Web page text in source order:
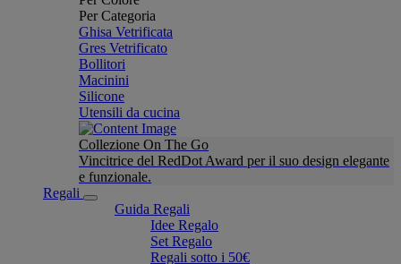
Per Categoria
Ghisa Vetrificata
Gres Vetrificato
Bollitori
Macinini
Silicone
Utensili da cucina
Collezione On The Go
Vincitrice del RedDot Award per il suo design elegante
e funzionale.
Regali
Guida Regali
Idee Regalo
Set Regalo
Regali sotto i 50€